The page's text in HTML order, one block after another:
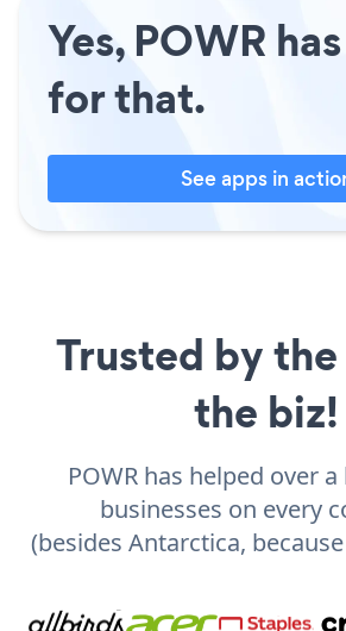
Yes, POWR
for that.
See apps in
Trusted by
the biz!
POWR has helped over
businesses on every
(besides Antarctica,